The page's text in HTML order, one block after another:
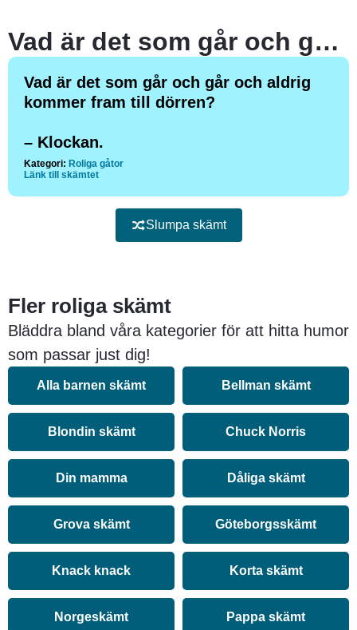
Vad är det som går och går och aldrig kommer fram till dörren?
Vad är det som går och går och aldrig
kommer fram till dörren?
– Klockan.
Kategori: Roliga gåtor
Länk till skämtet
Slumpa skämt
Fler roliga skämt
Bläddra bland våra kategorier för att hitta humor
som passar just dig!
Alla barnen skämt Bellman skämt
Blondin skämt Chuck Norris
Din mamma Dåliga skämt
Grova skämt Göteborgsskämt
Knack knack Korta skämt
Norgeskämt Pappa skämt